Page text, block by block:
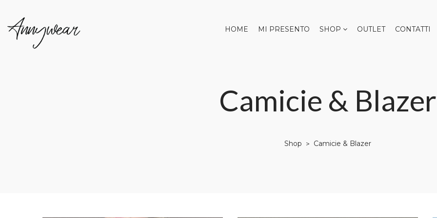
HOME MI PRESENTO SHOP OUTLET CONTATTI
Camicie & Blazer
Shop > Camicie & Blazer